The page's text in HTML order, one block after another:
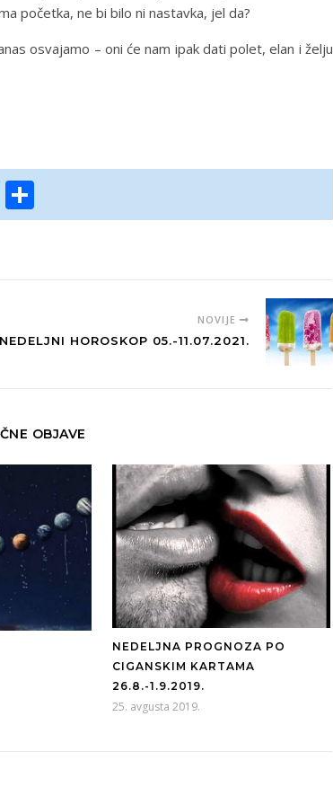
početka, ne bi bilo ni nastavka, jel da?
osvajamo – oni će nam ipak dati polet, elan i želju
Twitter
NOVIJE
NEDELJNI HOROSKOP 05.-11.07.2021.
OBJAVE
NEDELJNA PROGNOZA PO
CIGANSKIM KARTAMA
26.8.-1.9.2019.
25. avgusta 2019.